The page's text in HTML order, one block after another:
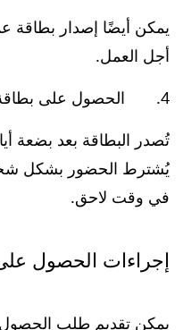
يمكن أيضًا إصدار بطاقة
أجل العمل.
4. الحصول على بطاقة هوية مقيم – هوية الإمارات.
تُصدر البطاقة بعد بضعة
يُشترط الحضور بشكل
في وقت لاحق.
إجراءات الحصول
يمكن تقديم طلب